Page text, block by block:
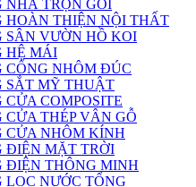
NHÀ TRỌN GÓI
HOÀN THIỆN NỘI THẤT
SÂN VƯỜN HỒ KOI
HỆ MÁI
CỔNG NHÔM ĐÚC
SẮT MỸ THUẬT
CỬA COMPOSITE
CỬA THÉP VÂN GỖ
CỬA NHÔM KÍNH
ĐIỆN MẶT TRỜI
ĐIỆN THÔNG MINH
LỌC NƯỚC TỔNG